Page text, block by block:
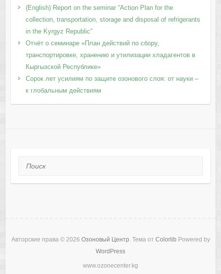
(English) Report on the seminar “Action Plan for the
collection, transportation, storage and disposal of refrigerants
in the Kyrgyz Republic”
Отчёт о семинаре «План действий по сбору,
транспортировке, хранению и утилизации хладагентов в
Кыргызской Республике»
Сорок лет усилиям по защите озонового слоя: от науки –
к глобальным действиям
Поиск
Авторские права © 2026 Озоновый Центр. Тема от Colorlib Powered by
WordPress
www.ozonecenter.kg